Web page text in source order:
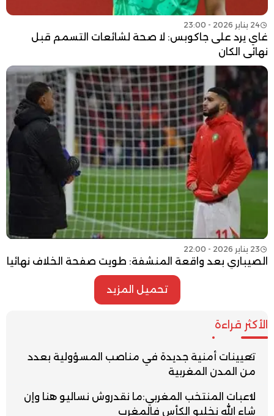
24 يناير 2026 - 23:00
غاي يرد على جاكوبس: لا صحة لشائعات التسمم قبل
نهائي الكان
23 يناير 2026 - 22:00
الصيباري بعد واقعة المنشفة: طويت صفحة الخلاف نهائيا
تحميل المزيد
الأكثر قراءة
تعيينات أمنية جديدة في مناصب المسؤولية بعدد
من المدن المغربية
لاعبات المنتخب المغربي:ما نقدروش نساليو هنا وإن
شاء الله نخليو الكأس فالمغرب